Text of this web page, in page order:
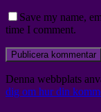
Save my name,
time I comment.
Denna webbplats
dig om hur din